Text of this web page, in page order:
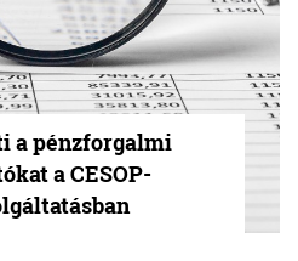
a pénzforgalmi
a CESOP-